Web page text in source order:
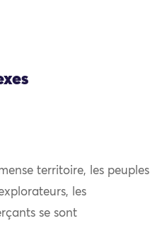
territoire, les peuples
les
se sont